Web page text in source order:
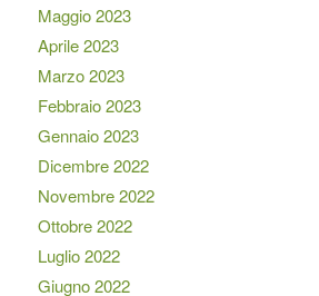
Maggio 2023
Aprile 2023
Marzo 2023
Febbraio 2023
Gennaio 2023
Dicembre 2022
Novembre 2022
Ottobre 2022
Luglio 2022
Giugno 2022